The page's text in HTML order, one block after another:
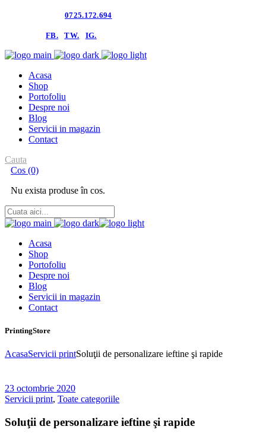
0725.172.694
FB. TW. IG.
Acasa
Shop
Portofoliu
Despre noi
Blog
Servicii in magazin
Contact
Cauta
Cos (0)
Nu exista produse în cos.
Acasa
Shop
Portofoliu
Despre noi
Blog
Servicii in magazin
Contact
PrintingStore
AcasaServicii printSoluţii de personalizare ieftine şi rapide
23 octombrie 2020
Servicii print, Toate categoriile
Soluţii de personalizare ieftine şi rapide